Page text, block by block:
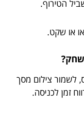
הטירוף.
או שקט.
לשמור צילום מסך
זמן לכניסה.